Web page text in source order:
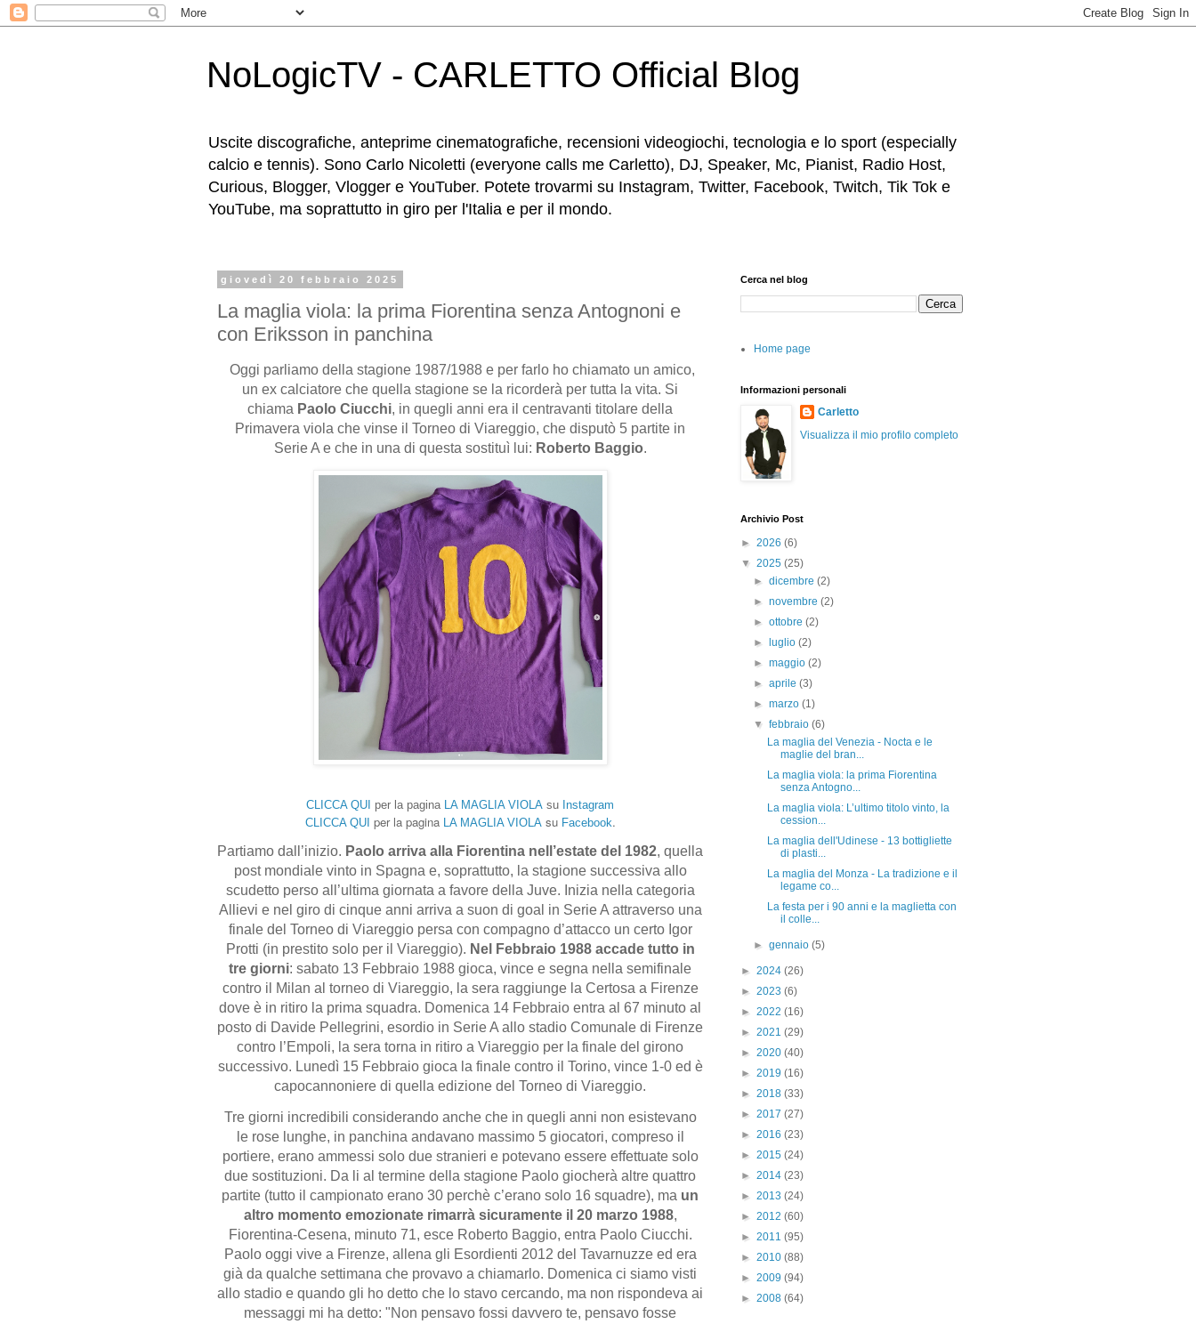
NoLogicTV - CARLETTO Official Blog
Uscite discografiche, anteprime cinematografiche, recensioni videogiochi, tecnologia e lo sport (especially
calcio e tennis). Sono Carlo Nicoletti (everyone calls me Carletto), DJ, Speaker, Mc, Pianist, Radio Host,
Curious, Blogger, Vlogger e YouTuber. Potete trovarmi su Instagram, Twitter, Facebook, Twitch, Tik Tok e
YouTube, ma soprattutto in giro per l'Italia e per il mondo.
giovedì 20 febbraio 2025
La maglia viola: la prima Fiorentina senza Antognoni e
con Eriksson in panchina
Oggi parliamo della stagione 1987/1988 e per farlo ho chiamato un amico,
un ex calciatore che quella stagione se la ricorderà per tutta la vita. Si
chiama Paolo Ciucchi, in quegli anni era il centravanti titolare della
Primavera viola che vinse il Torneo di Viareggio, che disputò 5 partite in
Serie A e che in una di questa sostituì lui: Roberto Baggio.
CLICCA QUI per la pagina LA MAGLIA VIOLA su Instagram
CLICCA QUI per la pagina LA MAGLIA VIOLAsu Facebook.
Partiamo dall’inizio. Paolo arriva alla Fiorentina nell’estate del 1982, quella
post mondiale vinto in Spagna e, soprattutto, la stagione successiva allo
scudetto perso all’ultima giornata a favore della Juve. Inizia nella categoria
Allievi e nel giro di cinque anni arriva a suon di goal in Serie A attraverso una
finale del Torneo di Viareggio persa con compagno d’attacco un certo Igor
Protti (in prestito solo per il Viareggio). Nel Febbraio 1988 accade tutto in
tre giorni: sabato 13 Febbraio 1988 gioca, vince e segna nella semifinale
contro il Milan al torneo di Viareggio, la sera raggiunge la Certosa a Firenze
dove è in ritiro la prima squadra. Domenica 14 Febbraio entra al 67 minuto al
posto di Davide Pellegrini, esordio in Serie A allo stadio Comunale di Firenze
contro l’Empoli, la sera torna in ritiro a Viareggio per la finale del girono
successivo. Lunedì 15 Febbraio gioca la finale contro il Torino, vince 1-0 ed è
capocannoniere di quella edizione del Torneo di Viareggio.
Tre giorni incredibili considerando anche che in quegli anni non esistevano
le rose lunghe, in panchina andavano massimo 5 giocatori, compreso il
portiere, erano ammessi solo due stranieri e potevano essere effettuate solo
due sostituzioni. Da li al termine della stagione Paolo giocherà altre quattro
partite (tutto il campionato erano 30 perchè c’erano solo 16 squadre), ma un
altro momento emozionate rimarrà sicuramente il 20 marzo 1988,
Fiorentina-Cesena, minuto 71, esce Roberto Baggio, entra Paolo Ciucchi.
Paolo oggi vive a Firenze, allena gli Esordienti 2012 del Tavarnuzze ed era
già da qualche settimana che provavo a chiamarlo. Domenica ci siamo visti
allo stadio e quando gli ho detto che lo stavo cercando, ma non rispondeva ai
messaggi mi ha detto: "Non pensavo fossi davvero te, pensavo fosse
Cerca nel blog
Home page
Informazioni personali
Carletto
Visualizza il mio profilo completo
Archivio Post
► 2026 (6)
▼ 2025 (25)
►dicembre(2)
►novembre(2)
►ottobre(2)
►
luglio(2)
►maggio(2)
►aprile(3)
►marzo(1)
▼febbraio(6)
La maglia del Venezia - Nocta e le
maglie del bran...
La maglia viola: la prima Fiorentina
senza Antogno...
La maglia viola: L’ultimo titolo vinto, la
cession...
La maglia dell'Udinese - 13 bottigliette
di plasti...
La maglia del Monza - La tradizione e il
legame co...
La festa per i 90 anni e la maglietta con
il colle...
►gennaio(5)
► 2024 (26)
► 2023 (6)
► 2022 (16)
► 2021 (29)
► 2020 (40)
► 2019 (16)
► 2018 (33)
► 2017 (27)
► 2016 (23)
► 2015 (24)
► 2014 (23)
► 2013 (24)
► 2012 (60)
► 2011 (95)
► 2010 (88)
► 2009 (94)
► 2008 (64)